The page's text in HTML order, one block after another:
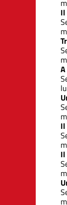
Il
Il
Il